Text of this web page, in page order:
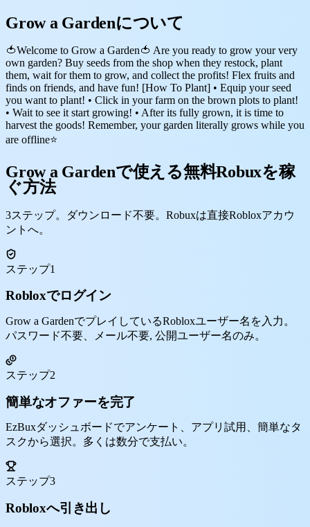
Grow a Gardenについて
🍅Welcome to Grow a Garden🍅 Are you ready to grow your very
own garden? Buy seeds from the shop when they restock, plant
them, wait for them to grow, and collect the profits! Flex fruits and
finds on friends, and have fun! [How To Plant] • Equip your seed
you want to plant! • Click in your farm on the brown plots to plant!
• Wait to see it start growing! • After its fully grown, it is time to
harvest the goods! Remember, your garden literally grows while you
are offline⭐
Grow a Gardenで使える無料Robuxを稼
ぐ方法
3ステップ。ダウンロード不要。Robuxは直接Robloxアカウ
ントへ。
ステップ1
Robloxでログイン
Grow a GardenでプレイしているRobloxユーザー名を入力。
パスワード不要、メール不要, 公開ユーザー名のみ。
ステップ2
簡単なオファーを完了
EzBuxダッシュボードでアンケート、アプリ試用、簡単なタ
スクから選択。多くは数分で支払い。
ステップ3
Robloxへ引き出し